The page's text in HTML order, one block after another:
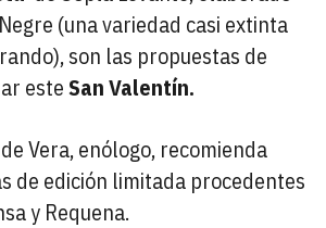
(una variedad casi extinta
son las propuestas de
esteSan Valentín.
Vera, enólogo, recomienda
de edición limitada procedentes
y Requena.